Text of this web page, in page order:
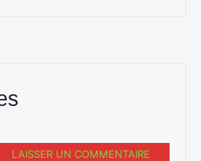
LAISSER UN COMMENTAIRE